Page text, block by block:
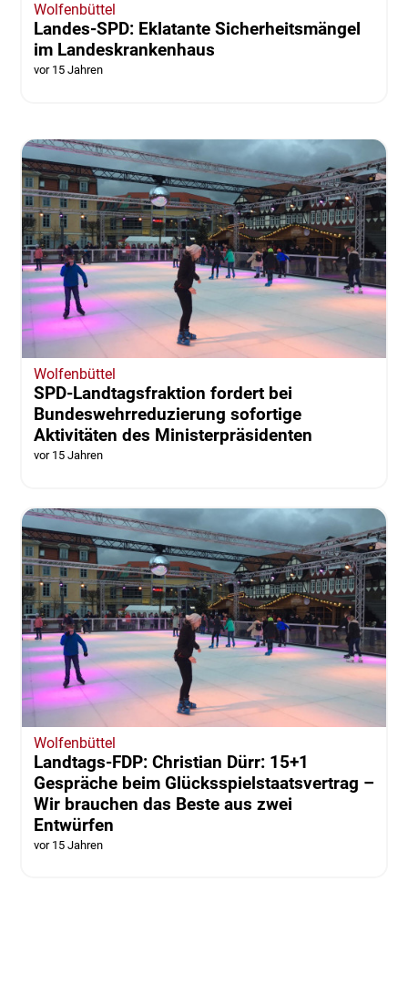
Wolfenbüttel
Landes-SPD: Eklatante Sicherheitsmängel
im Landeskrankenhaus
vor 15 Jahren
Wolfenbüttel
SPD-Landtagsfraktion fordert bei
Bundeswehrreduzierung sofortige
Aktivitäten des Ministerpräsidenten
vor 15 Jahren
Wolfenbüttel
Landtags-FDP: Christian Dürr: 15+1
Gespräche beim Glücksspielstaatsvertrag –
Wir brauchen das Beste aus zwei
Entwürfen
vor 15 Jahren